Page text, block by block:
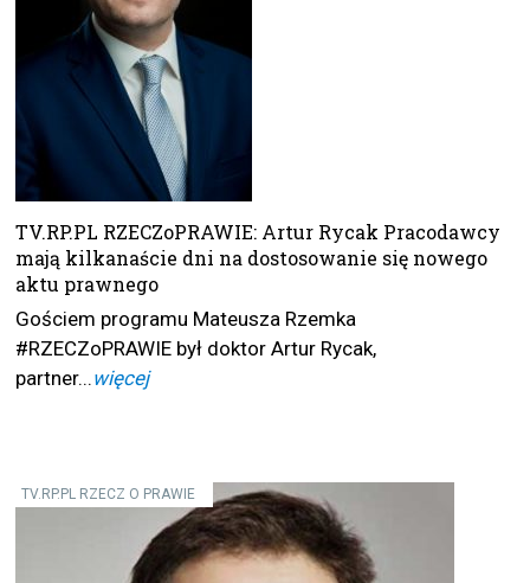
TV.RP.PL RZECZoPRAWIE: Artur Rycak Pracodawcy
mają kilkanaście dni na dostosowanie się nowego
aktu prawnego
Gościem programu Mateusza Rzemka
#RZECZoPRAWIE był doktor Artur Rycak,
partner...więcej
TV.RP.PL RZECZ O PRAWIE